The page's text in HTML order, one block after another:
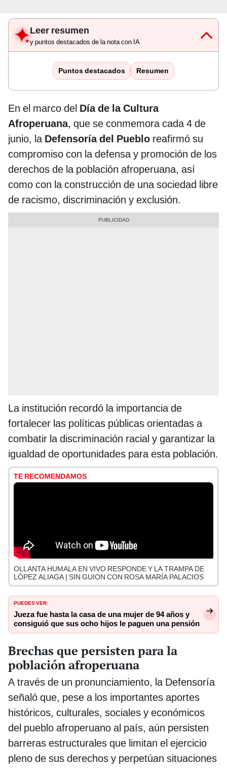
Leer resumen
y puntos destacados de la nota con IA
Puntos destacados Resumen
En el marco del Día de la Cultura
Afroperuana, que se conmemora cada 4 de
junio, la Defensoría del Pueblo reafirmó su
compromiso con la defensa y promoción de los
derechos de la población afroperuana, así
como con la construcción de una sociedad libre
de racismo, discriminación y exclusión.
La institución recordó la importancia de
fortalecer las políticas públicas orientadas a
combatir la discriminación racial y garantizar la
igualdad de oportunidades para esta población.
TE RECOMENDAMOS
OLLANTA HUMALA EN VIVO RESPONDE Y LA TRAMPA DE
LÓPEZ ALIAGA | SIN GUION CON ROSA MARÍA PALACIOS
PUEDES VER:
Jueza fue hasta la casa de una mujer de 94 años y
consiguió que sus ocho hijos le paguen una pensión
Brechas que persisten para la
población afroperuana
A través de un pronunciamiento, la Defensoría
señaló que, pese a los importantes aportes
históricos, culturales, sociales y económicos
del pueblo afroperuano al país, aún persisten
barreras estructurales que limitan el ejercicio
pleno de sus derechos y perpetúan situaciones